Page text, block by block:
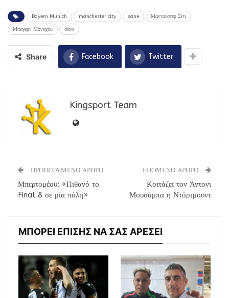
Bayern Munich manchester city sane Μαντσεστερ Σιτι
Μπαγερν Μοναχου σανε
Share Facebook Twitter
Kingsport Team
ΠΡΟΗΓΟΥΜΕΝΟ ΑΡΘΡΟ
Μπερτομέου: «Πιθανό το
Final 8 σε μία πόλη»
ΕΠΟΜΕΝΟ ΑΡΘΡΟ
Κοιτάζει τον Άντονι
Μουσάμπα η Ντόρτμουντ
ΜΠΟΡΕΙ ΕΠΙΣΗΣ ΝΑ ΣΑΣ ΑΡΕΣΕΙ